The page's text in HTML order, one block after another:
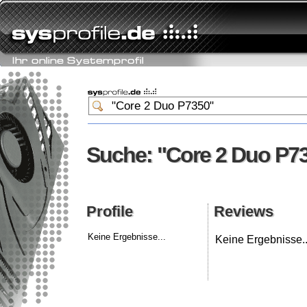
Suche: "Core 2 Duo
Suche: "Core 2 Duo
Profile
Profile
Keine Ergebnisse...
Reviews
Reviews
Keine